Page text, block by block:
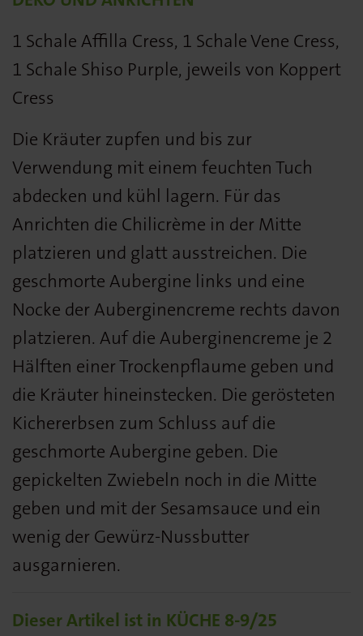
1 Schale Affilla Cress, 1 Schale Vene Cress,
1 Schale Shiso Purple, jeweils von Koppert
Cress
Die Kräuter zupfen und bis zur
Verwendung mit einem feuchten Tuch
abdecken und kühl lagern. Für das
Anrichten die Chilicrème in der Mitte
platzieren und glatt ausstreichen. Die
geschmorte Aubergine links und eine
Nocke der Auberginencreme rechts davon
platzieren. Auf die Auberginencreme je 2
Hälften einer Trockenpflaume geben und
die Kräuter hineinstecken. Die gerösteten
Kichererbsen zum Schluss auf die
geschmorte Aubergine geben. Die
gepickelten Zwiebeln noch in die Mitte
geben und mit der Sesamsauce und ein
wenig der Gewürz-Nussbutter
ausgarnieren.
Dieser Artikel ist in KÜCHE 8-9/25